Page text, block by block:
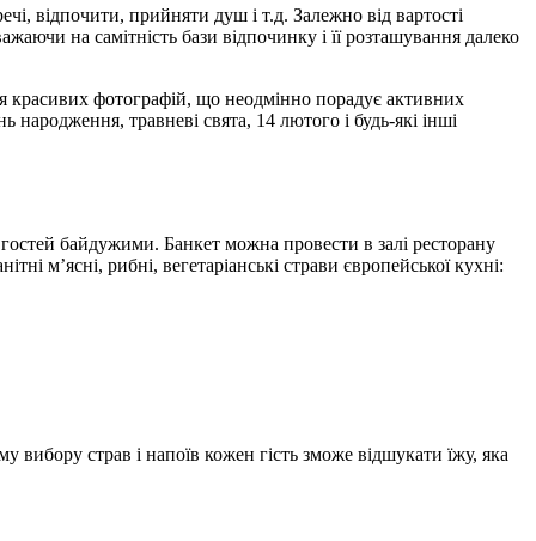
відпочити, прийняти душ і т.д. Залежно від вартості
на самітність бази відпочинку і її розташування далеко
красивих фотографій, що неодмінно порадує активних
травневі свята, 14 лютого і будь-які інші
байдужими. Банкет можна провести в залі ресторану
м’ясні, рибні, вегетаріанські страви європейської кухні:
страв і напоїв кожен гість зможе відшукати їжу, яка